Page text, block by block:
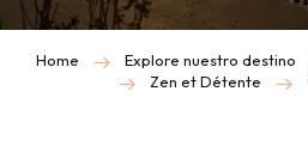
Home Explore nuestro destino
Zen et Détente